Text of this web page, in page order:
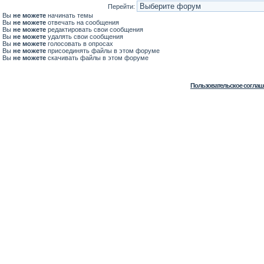
Перейти:
Вы не можете начинать темы
Вы не можете отвечать на сообщения
Вы не можете редактировать свои сообщения
Вы не можете удалять свои сообщения
Вы не можете голосовать в опросах
Вы не можете присоединять файлы в этом форуме
Вы не можете скачивать файлы в этом форуме
Пользовательское